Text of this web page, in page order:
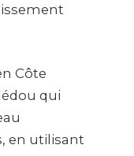
Côte
qui
en utilisant